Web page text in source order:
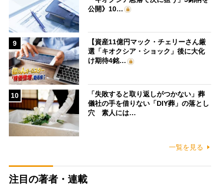
公開》10…
9
【資産11億円マック・チェリーさん厳
選「キオクシア・ショック」後に大化
け期待4銘…
10
「失敗すると取り返しがつかない」葬
儀社の手を借りない「DIY葬」の落とし
穴 素人には…
一覧を見る
注目の著者・連載